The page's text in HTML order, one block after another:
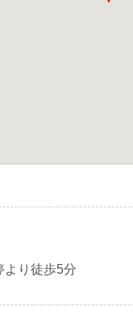
より徒歩5分